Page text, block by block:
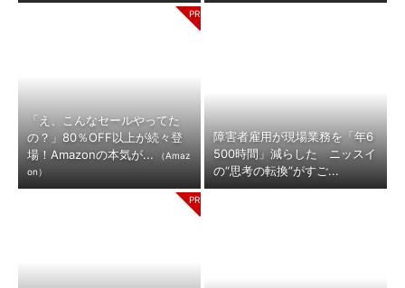
「え、こんなセールやってた
の？」80％OFF以上が続々登
場！Amazonの本気が...
（Amaz
on）
障害者雇用が現場業務を「年6
500時間」減らした ニッスイ
の“思考の転換”がすご...